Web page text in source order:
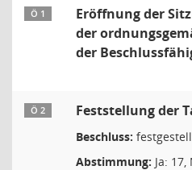
Ö 1
Eröffnung der
der
der
Ö 2 Feststellung der
Beschluss:
Abstimmung: Ja: